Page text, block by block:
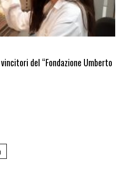
del “Fondazione Umberto